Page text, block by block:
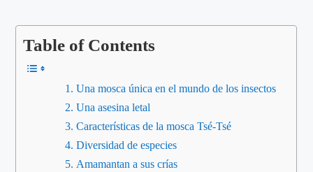
Table of Contents
Una mosca única en el mundo de los insectos
Una asesina letal
Características de la mosca Tsé-Tsé
Diversidad de especies
Amamantan a sus crías